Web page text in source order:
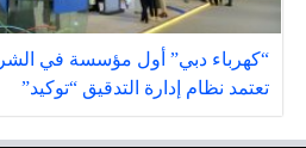
“كهرباء دبي” أول مؤسسة في
تعتمد نظام إدارة التدقيق “توكيد”